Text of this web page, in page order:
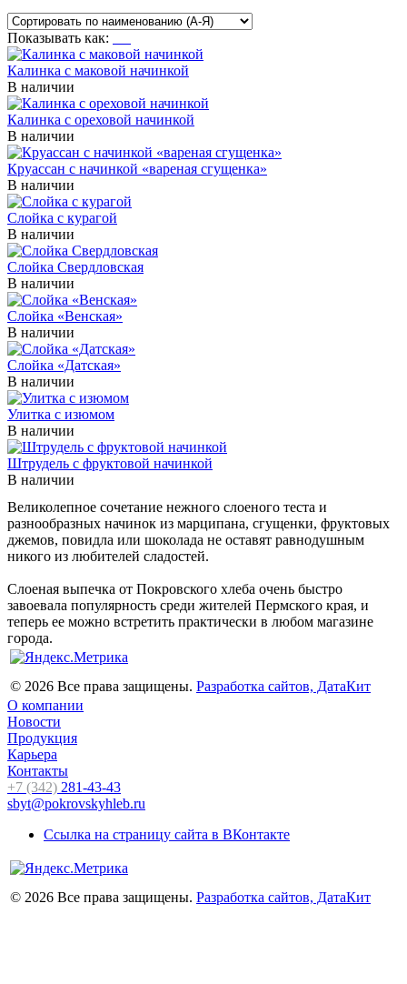
Показывать как:
Калинка с маковой начинкой
В наличии
Калинка с ореховой начинкой
В наличии
Круассан с начинкой «вареная сгущенка»
В наличии
Слойка с курагой
В наличии
Слойка Свердловская
В наличии
Слойка «Венская»
В наличии
Слойка «Датская»
В наличии
Улитка с изюмом
В наличии
Штрудель с фруктовой начинкой
В наличии
Великолепное сочетание нежного слоеного теста и
разнообразных начинок из марципана, сгущенки, фруктовых
джемов, повидла или шоколада не оставят равнодушным
никого из любителей сладостей.
Слоеная выпечка от Покровского хлеба очень быстро
завоевала популярность среди жителей Пермского края, и
теперь ее можно встретить практически в любом магазине
города.
© 2026 Все права защищены. Разработка сайтов, ДатаКит
О компании
Новости
Продукция
Карьера
Контакты
+7 (342) 281-43-43
sbyt@pokrovskyhleb.ru
Ссылка на страницу сайта в ВКонтакте
© 2026 Все права защищены. Разработка сайтов, ДатаКит